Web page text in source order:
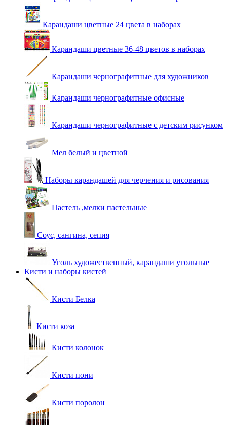
Карандаши цветные 24 цвета в наборах
Карандаши цветные 36-48 цветов в наборах
Карандаши чернографитные для художников
Карандаши чернографитные офисные
Карандаши чернографитные с детским рисунком
Мел белый и цветной
Наборы карандашей для черчения и рисования
Пастель ,мелки пастельные
Соус, сангина, сепия
Уголь художественный, карандаши угольные
Кисти и наборы кистей
Кисти Белка
Кисти коза
Кисти колонок
Кисти пони
Кисти поролон